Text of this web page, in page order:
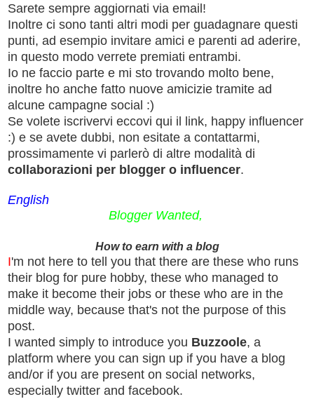
Sarete sempre aggiornati via email!
Inoltre ci sono tanti altri modi per guadagnare questi
punti, ad esempio invitare amici e parenti ad aderire,
in questo modo verrete premiati entrambi.
Io ne faccio parte e mi sto trovando molto bene,
inoltre ho anche fatto nuove amicizie tramite ad
alcune campagne social :)
Se volete iscrivervi eccovi qui il link, happy influencer
:) e se avete dubbi, non esitate a contattarmi,
prossimamente vi parlerò di altre modalità di
collaborazioni per blogger o influencer.
English
Blogger Wanted,
How to earn with a blog
I'm not here to tell you that there are these who runs
their blog for pure hobby, these who managed to
make it become their jobs or these who are in the
middle way, because that's not the purpose of this
post.
I wanted simply to introduce you Buzzoole, a
platform where you can sign up if you have a blog
and/or if you are present on social networks,
especially twitter and facebook.